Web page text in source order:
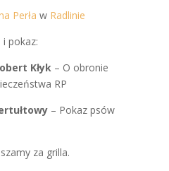
Perła w Radlinie
pokaz:
Kłyk– O obronie
RP
– Pokaz psów
za grilla.